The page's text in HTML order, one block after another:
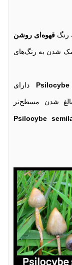
رنگ قهوه‌ای روشن
شدن به رنگ‌های
دارای
شدن مسطح‌تر
Psilocybe